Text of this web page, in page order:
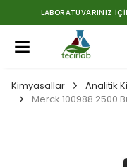
LABORATUVARINIZ
Kimyasallar
Analitik
Merck 100988 2500